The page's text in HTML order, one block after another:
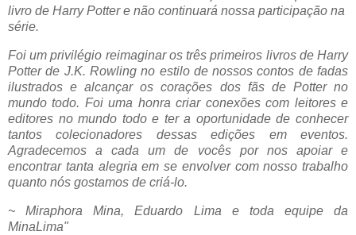
livro de Harry Potter e não continuará nossa participação na
série.
Foi um privilégio reimaginar os três primeiros livros de Harry
Potter de J.K. Rowling no estilo de nossos contos de fadas
ilustrados e alcançar os corações dos fãs de Potter no
mundo todo. Foi uma honra criar conexões com leitores e
editores no mundo todo e ter a oportunidade de conhecer
tantos colecionadores dessas edições em eventos.
Agradecemos a cada um de vocês por nos apoiar e
encontrar tanta alegria em se envolver com nosso trabalho
quanto nós gostamos de criá-lo.
~ Miraphora Mina, Eduardo Lima e toda equipe da
MinaLima"